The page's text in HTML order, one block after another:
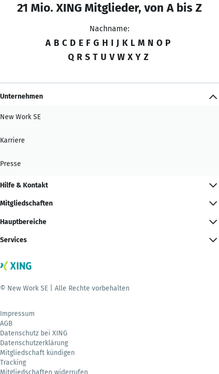
21 Mio. XING Mitglieder, von A bis Z
Nachname:
A B C D E F G H I J K L M N O P
Q R S T U V W X Y Z
Unternehmen
New Work SE
Karriere
Presse
Hilfe & Kontakt
Mitgliedschaften
Hauptbereiche
Services
© New Work SE | Alle Rechte vorbehalten
Impressum
AGB
Datenschutz bei XING
Datenschutzerklärung
Mitgliedschaft kündigen
Tracking
Mitgliedschaften widerrufen